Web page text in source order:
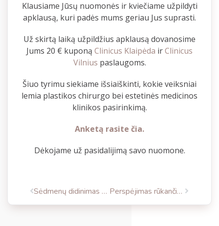
Klausiame Jūsų nuomonės ir kviečiame užpildyti
apklausą, kuri padės mums geriau Jus suprasti.
Už skirtą laiką užpildžius apklausą dovanosime
Jums 20 € kuponą Clinicus Klaipėda irClinicus
Vilnius paslaugoms.
Šiuo tyrimu siekiame išsiaiškinti, kokie veiksniai
lemia plastikos chirurgo bei estetinės medicinos
klinikos pasirinkimą.
Anketą rasite čia.
Dėkojame už pasidalijimą savo nuomone.
Sėdmenų didinimas riebalais – trokštančioms moteriškų apvalumų Perspėjimas rūkančioms – plastinės operacijos rezultatai gali nuliūdinti